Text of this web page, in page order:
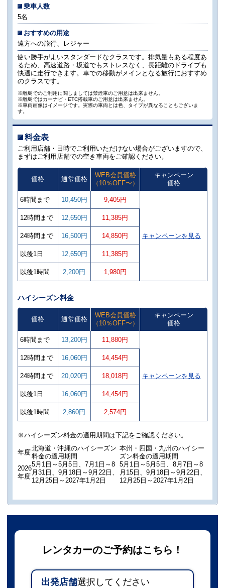
乗車人数
5名
おすすめの用途
遠方への旅行、レジャー
使い勝手がよいスタンダードなクラスです。排気量もある程度あ
るため、高速道路・坂道でもストレスなく、長距離のドライブも
快適に走行できます。車での移動がメインとなる旅行におすすめ
のクラスです。
※離島でのご利用に関しましては禁煙車のご用意は出来ません。
※離島ではカーナビ・ETC搭載車のご用意は出来ません。
※車両画像はイメージです。実際の車両とは色、タイプが異なることもございま
す。
料金表
ご利用店舗・日時でご利用いただけない場合がございますので、
まずはご利用店舗での空き車両をご確認ください。
価格 通常価格
WEB会員価格
（10％OFF〜）
キャンペーン
価格
6時間まで 10,450円 9,405円
キャンペーンを見る
12時間まで 12,650円 11,385円
24時間まで 16,500円 14,850円
以後1日 12,650円 11,385円
以後1時間 2,200円 1,980円
ハイシーズン料金
価格 通常価格
WEB会員価格
（10％OFF〜）
キャンペーン
価格
6時間まで 13,200円 11,880円
キャンペーンを見る
12時間まで 16,060円 14,454円
24時間まで 20,020円 18,018円
以後1日 16,060円 14,454円
以後1時間 2,860円 2,574円
※ハイシーズン料金の適用期間は下記をご確認ください。
年度
北海道・沖縄のハイシーズン
料金の適用期間
本州・四国・九州のハイシー
ズン料金の適用期間
2026
年度
5月1日～5月5日、7月1日～8
月31日、9月18日～9月22日、
12月25日～2027年1月2日
5月1日～5月5日、8月7日～8
月15日、9月18日～9月22日、
12月25日～2027年1月2日
レンタカーのご予約はこちら！
出発店舗選択してください